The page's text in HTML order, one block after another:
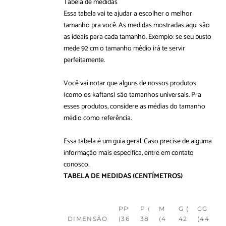
Essa tabela vai te ajudar a escolher o melhor
tamanho pra você. As medidas mostradas aqui são
as ideais para cada tamanho. Exemplo: se seu busto
mede 92 cm o tamanho médio irá te servir
perfeitamente.
Você vai notar que alguns de nossos produtos
(como os kaftans) são tamanhos universais. Pra
esses produtos, considere as médias do tamanho
médio como referência.
Essa tabela é um guia geral. Caso precise de alguma
informação mais específica, entre emcontato
conosco.
TABELA DE MEDIDAS(CENTÍMETROS)
DIMENSÃO
PP
(36
P (
38
M
(4
G (
42
GG
(44